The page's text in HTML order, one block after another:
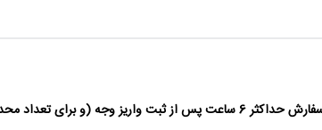
از سفارشات در روز کاری بعد) انجام می شود.